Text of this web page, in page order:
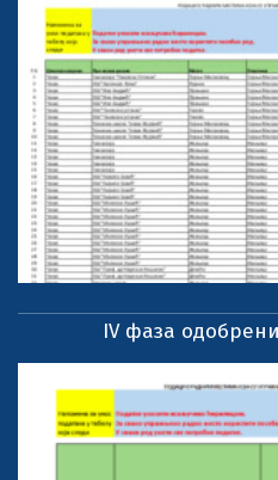
IV фаза